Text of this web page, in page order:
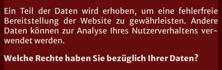
Ein Teil der Daten wird erho­ben, um eine feh­ler­freie
Bereit­stel­lung der Web­site zu gewähr­leis­ten. Ande­re
Daten kön­nen zur Ana­ly­se Ihres Nut­zer­ver­hal­tens ver­
wen­det werden.
Wel­che Rech­te haben Sie bezüg­lich Ihrer Daten?